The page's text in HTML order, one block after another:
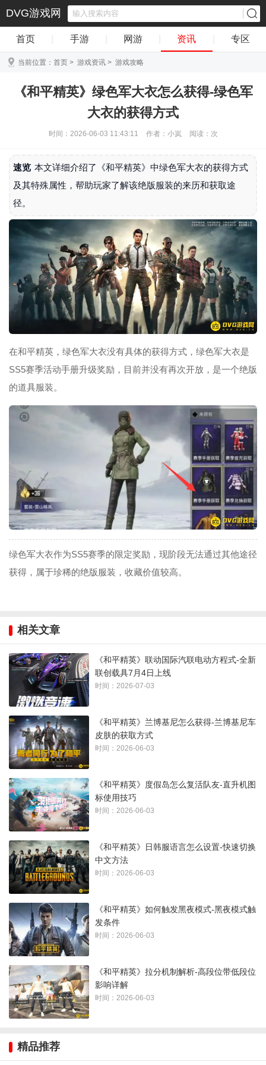
DVG游戏网
首页 手游 网游 资讯 专区
当前位置： 首页 > 游戏资讯 > 游戏攻略
《和平精英》绿色军大衣怎么获得-绿色军
大衣的获得方式
时间：2026-06-03 11:43:11 作者：小岚 阅读： 次
速览 本文详细介绍了《和平精英》中绿色军大衣的获得方式
及其特殊属性，帮助玩家了解该绝版服装的来历和获取途
径。
在和平精英，绿色军大衣没有具体的获得方式，绿色军大衣是
SS5赛季活动手册升级奖励，目前并没有再次开放，是一个绝版
的道具服装。
绿色军大衣作为SS5赛季的限定奖励，现阶段无法通过其他途径
获得，属于珍稀的绝版服装，收藏价值较高。
相关文章
《和平精英》联动国际汽联电动方程式-全新
联创载具7月4日上线
时间：2026-07-03
《和平精英》兰博基尼怎么获得-兰博基尼车
皮肤的获取方式
时间：2026-06-03
《和平精英》度假岛怎么复活队友-直升机图
标使用技巧
时间：2026-06-03
《和平精英》日韩服语言怎么设置-快速切换
中文方法
时间：2026-06-03
《和平精英》如何触发黑夜模式-黑夜模式触
发条件
时间：2026-06-03
《和平精英》拉分机制解析-高段位带低段位
影响详解
时间：2026-06-03
精品推荐